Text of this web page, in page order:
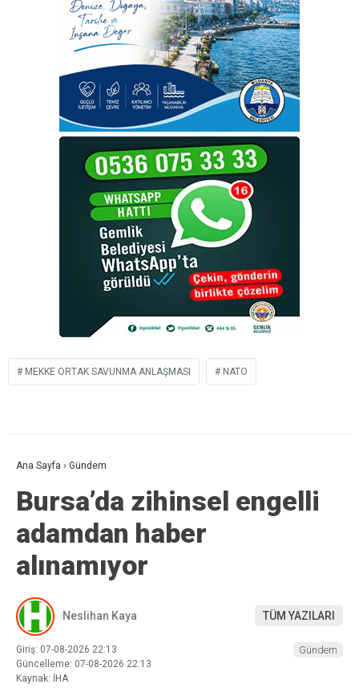
MEKKE ORTAK SAVUNMA ANLAŞMASI NATO
Ana Sayfa › Gündem
Bursa’da zihinsel engelli
adamdan haber
alınamıyor
Neslihan Kaya TÜM YAZILARI
Giriş: 07-08-2026 22:13
Güncelleme: 07-08-2026 22:13
Kaynak: İHA
Gündem